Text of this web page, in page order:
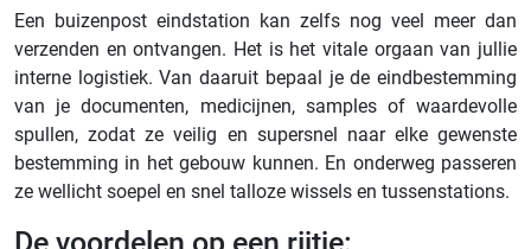
Een buizenpost eindstation kan zelfs nog veel meer dan
verzenden en ontvangen. Het is het vitale orgaan van jullie
interne logistiek. Van daaruit bepaal je de eindbestemming
van je documenten, medicijnen, samples of waardevolle
spullen, zodat ze veilig en supersnel naar elke gewenste
bestemming in het gebouw kunnen. En onderweg passeren
ze wellicht soepel en snel talloze wissels en tussenstations.